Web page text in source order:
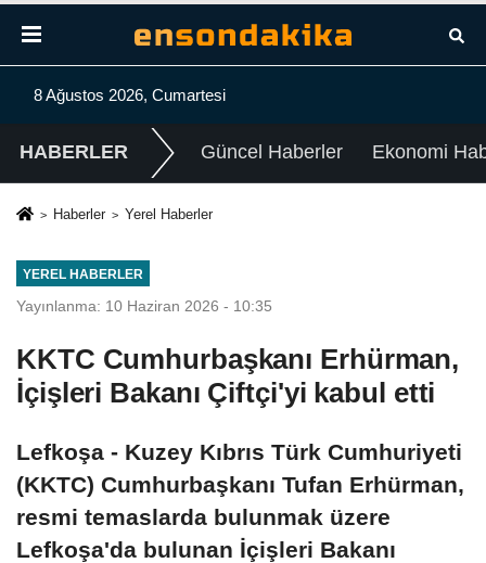
8 Ağustos 2026, Cumartesi
HABERLER Güncel Haberler Ekonomi
Haberler Yerel Haberler
YEREL HABERLER
Yayınlanma: 10 Haziran 2026 - 10:35
KKTC Cumhurbaşkanı Erhürman,
İçişleri Bakanı Çiftçi'yi kabul etti
Lefkoşa - Kuzey Kıbrıs Türk Cumhuriyeti
(KKTC) Cumhurbaşkanı Tufan Erhürman,
resmi temaslarda bulunmak üzere
Lefkoşa'da bulunan İçişleri Bakanı